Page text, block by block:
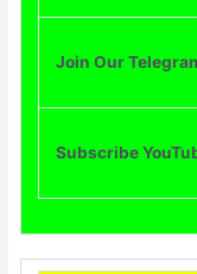
Join Our
Subscribe